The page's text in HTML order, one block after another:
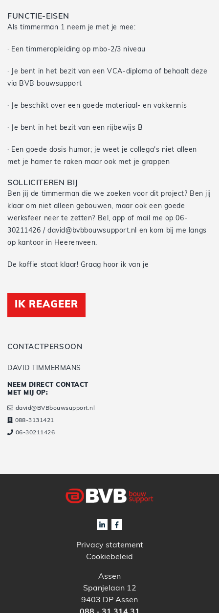
FUNCTIE-EISEN
Als timmerman 1 neem je met je mee:
· Een timmeropleiding op mbo-2/3 niveau
· Je bent in het bezit van een VCA-diploma of behaalt deze
via BVB bouwsupport
· Je beschikt over een goede materiaal- en vakkennis
· Je bent in het bezit van een rijbewijs B
· Een goede dosis humor; je weet je collega's niet alleen
met je hamer te raken maar ook met je grappen
SOLLICITEREN BIJ
Ben jij de timmerman die we zoeken voor dit project? Ben jij
klaar om niet alleen gebouwen, maar ook een goede
werksfeer neer te zetten? Bel, app of mail me op 06-
30211426 / david@bvbbouwsupport.nl en kom bij me langs
op kantoor in Heerenveen.
De koffie staat klaar! Graag hoor ik van je
IK REAGEER
CONTACTPERSOON
DAVID TIMMERMANS
NEEM DIRECT CONTACT
MET MIJ OP:
david@BVBbouwsupport.nl
088-3131421
06-30211426
Privacy statement
Cookiebeleid
Assen
Spanjelaan 12
9403 DP Assen